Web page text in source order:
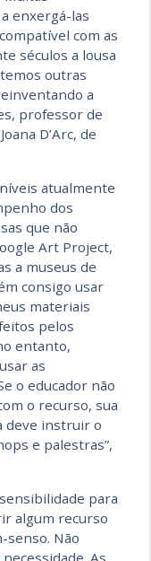
enxergá-las
com as
séculos a lousa
outras
a
professor de
D’Arc, de
atualmente
dos
que não
Art Project,
a museus de
consigo usar
materiais
pelos
entanto,
as
o educador não
o recurso, sua
deve instruir o
e palestras”,
para
algum recurso
senso. Não